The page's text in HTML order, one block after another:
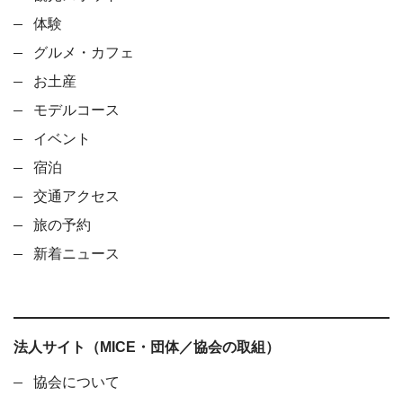
体験
グルメ・カフェ
お土産
モデルコース
イベント
宿泊
交通アクセス
旅の予約
新着ニュース
法人サイト（MICE・団体／協会の取組）
協会について